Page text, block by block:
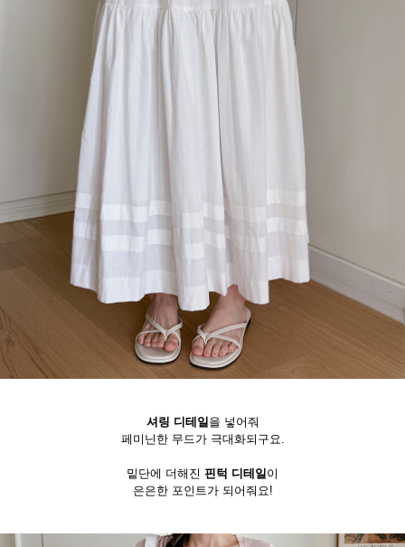
셔링 디테일을 넣어줘
페미닌한 무드가 극대화되구요.
밑단에 더해진 핀턱 디테일이
은은한 포인트가 되어줘요!